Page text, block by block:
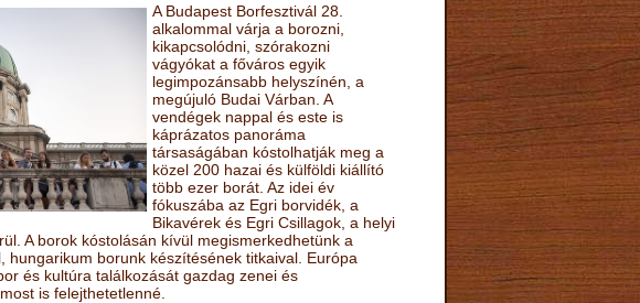
A Budapest Borfesztivál 28.
alkalommal várja a borozni,
kikapcsolódni, szórakozni
vágyókat a főváros egyik
legimpozánsabb helyszínén, a
megújuló Budai Várban. A
vendégek nappal és este is
káprázatos panoráma
társaságában kóstolhatják meg a
közel 200 hazai és külföldi kiállító
több ezer borát. Az idei év
fókuszába az Egri borvidék, a
Bikavérek és Egri Csillagok, a helyi
A borok kóstolásán kívül megismerkedhetünk a
hungarikum borunk készítésének titkaival. Európa
és kultúra találkozását gazdag zenei és
is felejthetetlenné.